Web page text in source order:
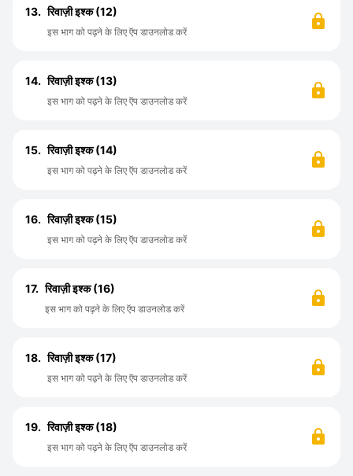
13. रिवाज़ी इश्क (12)
इस भाग को पढ़ने के लिए ऍप डाउनलोड करें
14. रिवाज़ी इश्क (13)
इस भाग को पढ़ने के लिए ऍप डाउनलोड करें
15. रिवाज़ी इश्क (14)
इस भाग को पढ़ने के लिए ऍप डाउनलोड करें
16. रिवाज़ी इश्क (15)
इस भाग को पढ़ने के लिए ऍप डाउनलोड करें
17. रिवाज़ी इश्क (16)
इस भाग को पढ़ने के लिए ऍप डाउनलोड करें
18. रिवाज़ी इश्क (17)
इस भाग को पढ़ने के लिए ऍप डाउनलोड करें
19. रिवाज़ी इश्क (18)
इस भाग को पढ़ने के लिए ऍप डाउनलोड करें